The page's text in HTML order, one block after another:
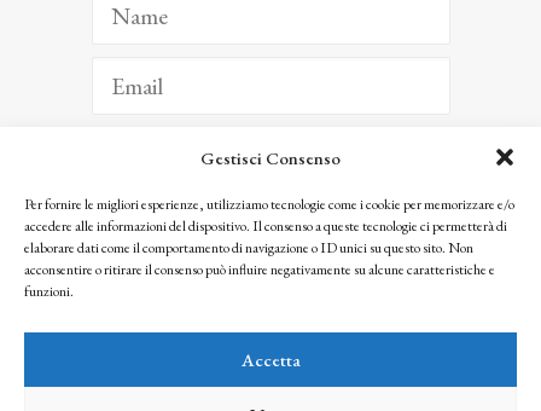
Gestisci Consenso
Per fornire le migliori esperienze, utilizziamo tecnologie come i cookie per memorizzare e/o
accedere alle informazioni del dispositivo. Il consenso a queste tecnologie ci permetterà di
elaborare dati come il comportamento di navigazione o ID unici su questo sito. Non
acconsentire o ritirare il consenso può influire negativamente su alcune caratteristiche e
funzioni.
Accetta
ISCRIVITI
Facendo clic per iscriverti, riconosci che le tue informazioni saranno trattate
seguendo la nostra Privacy Policy
© 2025 Istituto Matteucci. All right reserved
l’autorizzazione scritta dei proprietari dei diritti e dell’Istituto Matteucci